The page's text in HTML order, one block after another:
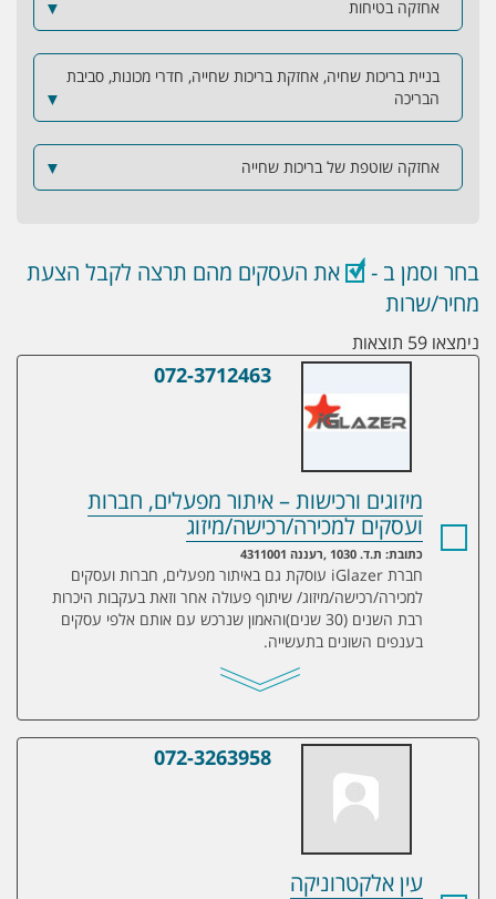
אחזקה בטיחות ▼
בניית בריכות שחיה, אחזקת בריכות שחייה, חדרי מכונות, סביבת
הבריכה
▼
אחזקה שוטפת של בריכות שחייה ▼
בחר וסמן ב -
את העסקים מהם תרצה לקבל הצעת
מחיר/שרות
נימצאו 59 תוצאות
מיזוגים ורכישות – איתור מפעלים, חברות
072-3712463
מיזוגים ורכישות – איתור מפעלים, חברות
ועסקים למכירה/רכישה/מיזוג
כתובת: ת.ד. 1030 ,רעננה 4311001
חברת iGlazer עוסקת גם באיתור מפעלים, חברות ועסקים
למכירה/רכישה/מיזוג/ שיתוף פעולה אחר וזאת בעקבות היכרות
רבת השנים (30 שנים)והאמון שנרכש עם אותם אלפי עסקים
בענפים השונים בתעשייה.
עין אלקטרוניקה
072-3263958
עין אלקטרוניקה